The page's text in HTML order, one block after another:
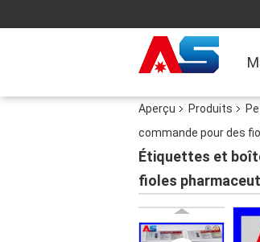
Aperçu Produits
commande pour des
Étiquettes et
fioles